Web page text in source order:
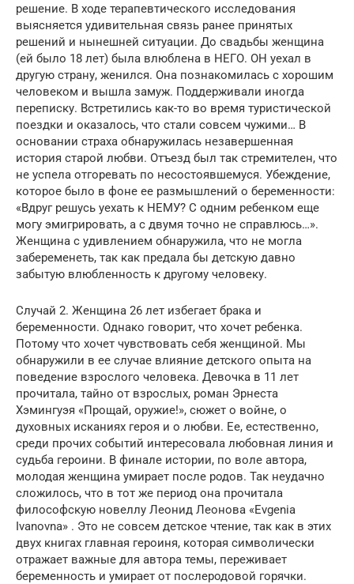
решение. В ходе терапевтического исследования
выясняется удивительная связь ранее принятых
решений и нынешней ситуации. До свадьбы женщина
(ей было 18 лет) была влюблена в НЕГО. ОН уехал в
другую страну, женился. Она познакомилась с хорошим
человеком и вышла замуж. Поддерживали иногда
переписку. Встретились как-то во время туристической
поездки и оказалось, что стали совсем чужими… В
основании страха обнаружилась незавершенная
история старой любви. Отъезд был так стремителен, что
не успела отгоревать по несостоявшемуся. Убеждение,
которое было в фоне ее размышлений о беременности:
«Вдруг решусь уехать к НЕМУ? С одним ребенком еще
могу эмигрировать, а с двумя точно не справлюсь…».
Женщина с удивлением обнаружила, что не могла
забеременеть, так как предала бы детскую давно
забытую влюбленность к другому человеку.
Случай 2. Женщина 26 лет избегает брака и
беременности. Однако говорит, что хочет ребенка.
Потому что хочет чувствовать себя женщиной. Мы
обнаружили в ее случае влияние детского опыта на
поведение взрослого человека. Девочка в 11 лет
прочитала, тайно от взрослых, роман Эрнеста
Хэмингуэя «Прощай, оружие!», сюжет о войне, о
духовных исканиях героя и о любви. Ее, естественно,
среди прочих событий интересовала любовная линия и
судьба героини. В финале истории, по воле автора,
молодая женщина умирает после родов. Так неудачно
сложилось, что в тот же период она прочитала
философскую новеллу Леонид Леонова «Evgenia
Ivanovna» . Это не совсем детское чтение, так как в этих
двух книгах главная героиня, которая символически
отражает важные для автора темы, переживает
беременность и умирает от послеродовой горячки.